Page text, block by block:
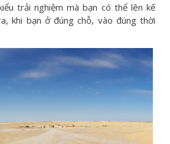
trải nghiệm mà bạn có thể lên kế
khi bạn ở đúng chỗ, vào đúng thời